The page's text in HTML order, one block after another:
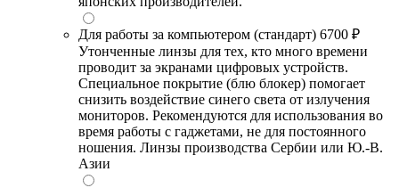
Для работы за компьютером (стандарт) 6700 ₽
Утонченные линзы для тех, кто много времени
проводит за экранами цифровых устройств.
Специальное покрытие (блю блокер) помогает
снизить воздействие синего света от излучения
мониторов. Рекомендуются для использования во
время работы с гаджетами, не для постоянного
ношения. Линзы производства Сербии или Ю.-В.
Азии